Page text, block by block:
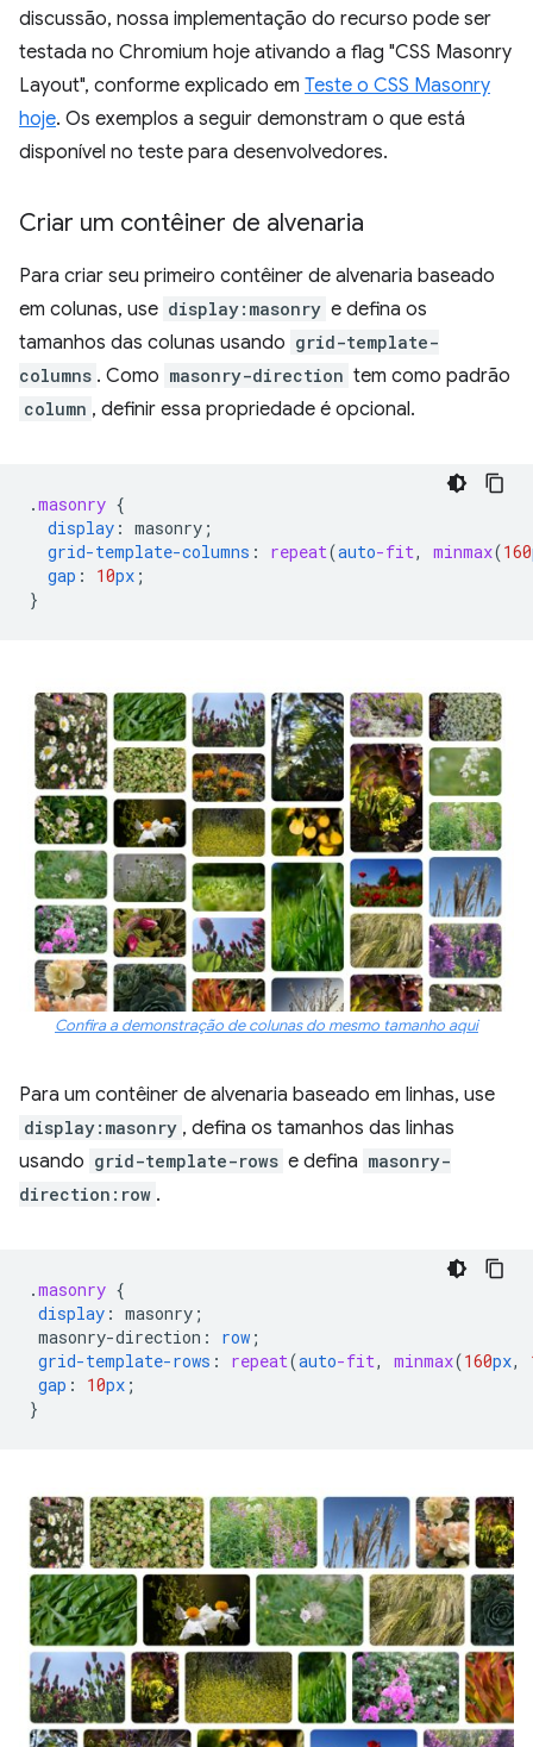
discussão, nossa implementação do recurso pode ser
testada no Chromium hoje ativando a flag "CSS Masonry
Layout", conforme explicado em Teste o CSS Masonry
hoje. Os exemplos a seguir demonstram o que está
disponível no teste para desenvolvedores.
Criar um contêiner de alvenaria
Para criar seu primeiro contêiner de alvenaria baseado
em colunas, use display:masonry e defina os
tamanhos das colunas usando grid-template-
columns . Como masonry-direction tem como padrão
column , definir essa propriedade é opcional.
.masonry {
display : masonry ;
grid-template-columns : repeat(auto-fit, minmax(160
gap : 10px ;
}
Confira a demonstração de colunas do mesmo tamanho aqui
Para um contêiner de alvenaria baseado em linhas, use
display:masonry , defina os tamanhos das linhas
usando grid-template-rows e defina masonry-
direction:row .
.masonry {
display : masonry ;
masonry-direction : row ;
grid-template-rows : repeat(auto-fit, minmax(160px,
gap : 10px ;
}